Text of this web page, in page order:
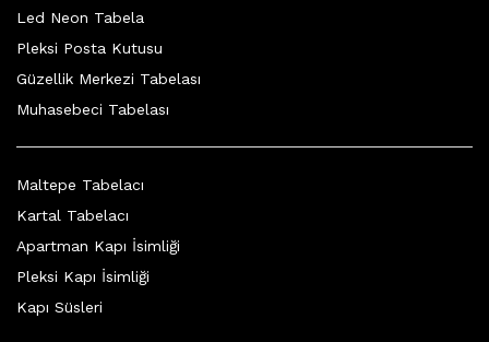
Led Neon Tabela
Pleksi Posta Kutusu
Güzellik Merkezi Tabelası
Muhasebeci Tabelası
Maltepe Tabelacı
Kartal Tabelacı
Apartman Kapı İsimliği
Pleksi Kapı İsimliği
Kapı Süsleri